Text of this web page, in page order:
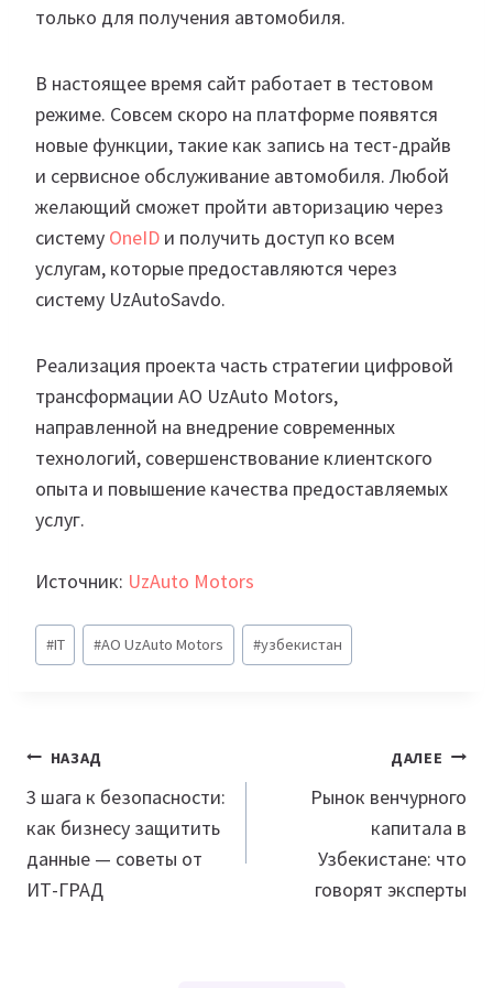
только для получения автомобиля.
В настоящее время сайт работает в тестовом
режиме. Совсем скоро на платформе появятся
новые функции, такие как запись на тест-драйв
и сервисное обслуживание автомобиля. Любой
желающий сможет пройти авторизацию через
систему OneID и получить доступ ко всем
услугам, которые предоставляются через
систему UzAutoSavdo.
Реализация проекта часть стратегии цифровой
трансформации АО UzAuto Motors,
направленной на внедрение современных
технологий, совершенствование клиентского
опыта и повышение качества предоставляемых
услуг.
Источник: UzAuto Motors
Метки
записи:
#IT #АО UzAuto Motors #узбекистан
Навигация
по
записям
НАЗАД
3 шага к безопасности:
как бизнесу защитить
данные — советы от
ИТ-ГРАД
ДАЛЕЕ
Рынок венчурного
капитала в
Узбекистане: что
говорят эксперты